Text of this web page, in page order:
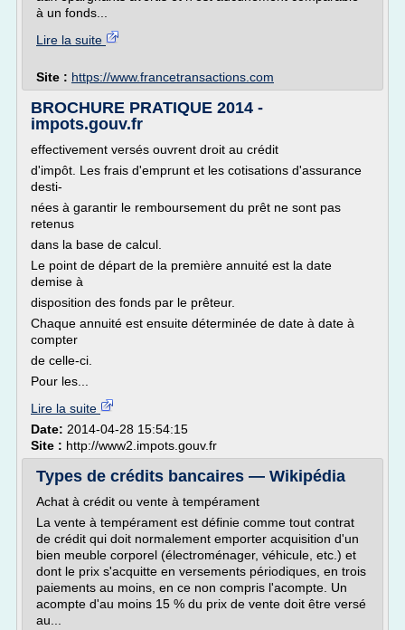
à un fonds...
Lire la suite
Site : https://www.francetransactions.com
BROCHURE PRATIQUE 2014 -
impots.gouv.fr
effectivement versés ouvrent droit au crédit
d'impôt. Les frais d'emprunt et les cotisations d'assurance
desti-
nées à garantir le remboursement du prêt ne sont pas
retenus
dans la base de calcul.
Le point de départ de la première annuité est la date
demise à
disposition des fonds par le prêteur.
Chaque annuité est ensuite déterminée de date à date à
compter
de celle-ci.
Pour les...
Lire la suite
Date: 2014-04-28 15:54:15
Site : http://www2.impots.gouv.fr
Types de crédits bancaires — Wikipédia
Achat à crédit ou vente à tempérament
La vente à tempérament est définie comme tout contrat
de crédit qui doit normalement emporter acquisition d'un
bien meuble corporel (électroménager, véhicule, etc.) et
dont le prix s'acquitte en versements périodiques, en trois
paiements au moins, en ce non compris l'acompte. Un
acompte d'au moins 15 % du prix de vente doit être versé
au...